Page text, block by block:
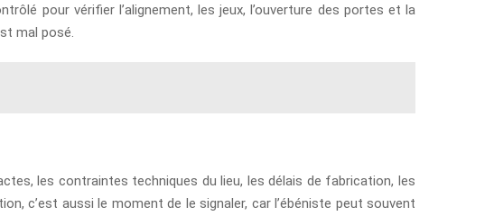
pour vérifier l’alignement, les jeux, l’ouverture des portes et la
mal posé.
les contraintes techniques du lieu, les délais de fabrication, les
c’est aussi le moment de le signaler, car l’ébéniste peut souvent